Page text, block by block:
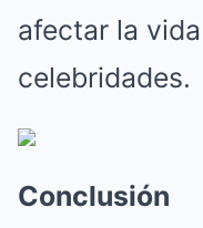
afectar la
celebridades.
Conclusión